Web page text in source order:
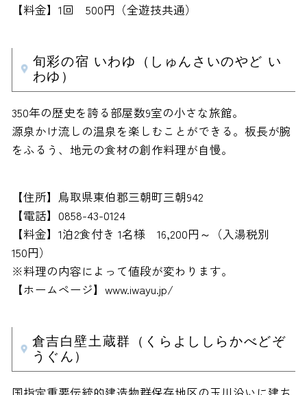
【料金】1回 500円（全遊技共通）
旬彩の宿 いわゆ（しゅんさいのやど い
わゆ）
350年の歴史を誇る部屋数9室の小さな旅館。
源泉かけ流しの温泉を楽しむことができる。板長が腕
をふるう、地元の食材の創作料理が自慢。
【住所】鳥取県東伯郡三朝町三朝942
【電話】0858-43-0124
【料金】1泊2食付き 1名様 16,200円～（入湯税別
150円）
※料理の内容によって値段が変わります。
【ホームページ】www.iwayu.jp/
倉吉白壁土蔵群（くらよししらかべどぞ
うぐん）